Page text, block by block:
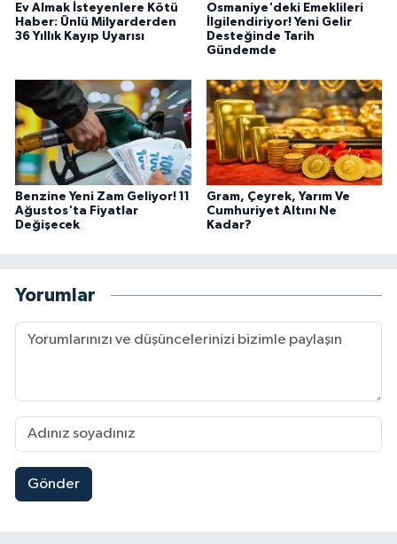
Ev Almak İsteyenlere Kötü
Haber: Ünlü Milyarderden
36 Yıllık Kayıp Uyarısı
Osmaniye'deki Emeklileri
İlgilendiriyor! Yeni Gelir
Desteğinde Tarih
Gündemde
Benzine Yeni Zam Geliyor! 11
Ağustos'ta Fiyatlar
Değişecek
Gram, Çeyrek, Yarım Ve
Cumhuriyet Altını Ne
Kadar?
Yorumlar
Gönder